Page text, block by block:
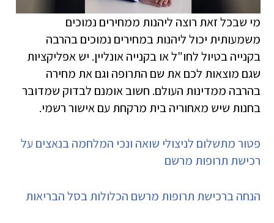
מי שבכל זאת רוצה ליהנות ממחירים נמוכים
משמעותית יכול ליהנות במחירים נמוכים בהרבה
בקנייה בטיול לחו"ל או בקנייה אונליין. יש אפליקציות
שגם מוצאות לכם את שם התרופה וגם את מחירה
בהרבה ממדינות העולם. חשוב אומנם לבדוק שמדובר
בחנות שיש מאחוריה בית מרקחת עם אישור רשמי.
פטור מתשלום לניצולי שואה ונכי המלחמה בנאצים על
רכישת תרופות מרשם
הנחה ברכישת תרופות מרשם הכלולות בסל הבריאות